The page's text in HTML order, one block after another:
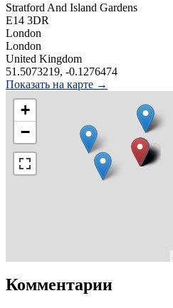
Stratford And Island Gardens
E14 3DR
London
London
United Kingdom
51.5073219, -0.1276474
Показать на карте →
+
−
Комментарии